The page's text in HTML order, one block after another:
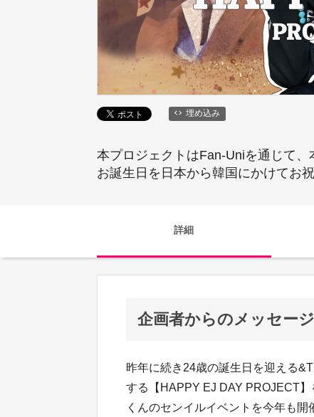
埋め込み
本プロジェクトはFan-Uniを通じて
お誕生日を日本から韓国にかけてお
詳細
企画者からのメッセージ
昨年に続き24歳の誕生日を迎える
する【HAPPY EJ DAY PROJECT
くんのセンイルイベントを今年も開